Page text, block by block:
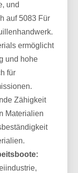
und
auf 5083 Für
ermöglicht
und hohe
für
Zähigkeit
Materialien